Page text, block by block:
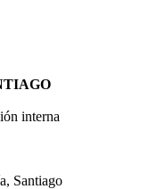
interna
Santiago